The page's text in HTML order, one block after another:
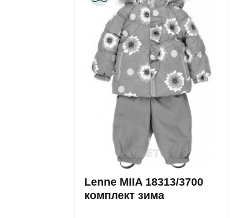
Lenne MIIA 18313/3700
комплект зима